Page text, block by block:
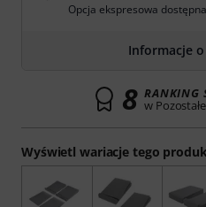
Wyświetl wariacje tego
Opcja ekspresowa
Informacje o
8 RANKING
w